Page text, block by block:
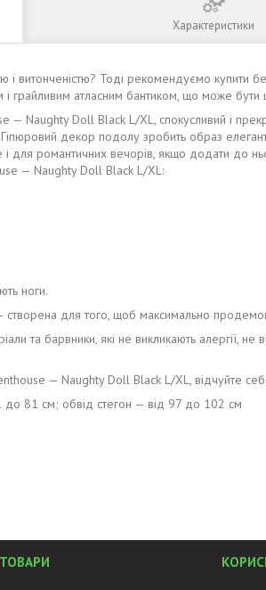
Характеристики
і витонченістю? Тоді рекомендуємо
і грайливим атласним бантиком, що може
Doll Black L/XL, спокусливий і
Гіпюровий декор подолу зробить образ
і для романтичних вечорів, якщо додати до
— Naughty Doll Black L/XL:
ноги.
для того, щоб максимально
та барвники, які не викликають алергії,
— Naughty Doll Black L/XL, відчуйте
81 см; обвід стегон — від 97 до 102 см